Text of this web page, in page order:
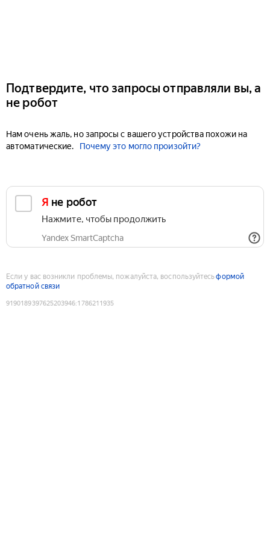
Подтвердите, что запросы отправляли вы, а
не робот
Нам очень жаль, но запросы с вашего устройства похожи на
автоматические.
Почему это могло произойти?
Я не робот
Нажмите, чтобы продолжить
Yandex SmartCaptcha
Если у вас возникли проблемы, пожалуйста, воспользуйтесьформой
обратной связи
9190189397625203946:1786211935